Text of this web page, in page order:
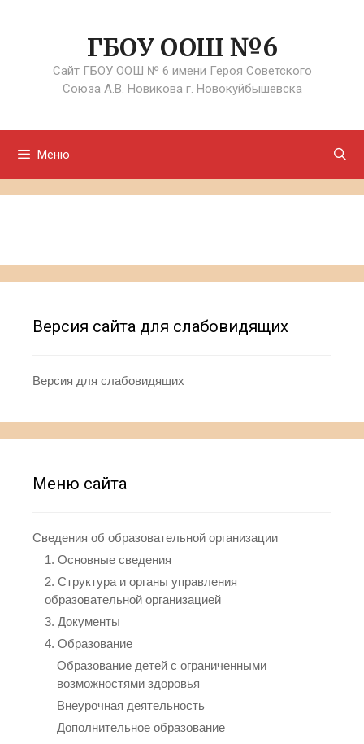
ГБОУ ООШ №6
Сайт ГБОУ ООШ № 6 имени Героя Советского
Союза А.В. Новикова г. Новокуйбышевска
Меню
Версия сайта для слабовидящих
Версия для слабовидящих
Меню сайта
Сведения об образовательной организации
1. Основные сведения
2. Структура и органы управления
образовательной организацией
3. Документы
4. Образование
Образование детей с ограниченными
возможностями здоровья
Внеурочная деятельность
Дополнительное образование